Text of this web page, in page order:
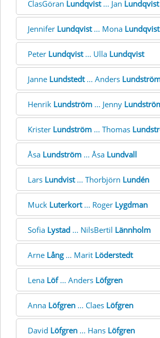
ClasGöran Lundqvist... Jan Lundqvist
Jennifer Lundqvist... Mona Lundqvist
Peter Lundqvist... Ulla Lundqvist
Janne Lundstedt... Anders
Henrik Lundström ... Jenny
Krister Lundström ... Thomas
Åsa Lundström ... Åsa Lundvall
Lars Lundvist... Thorbjörn Lundén
Muck Luterkort... Roger Lygdman
Sofia Lystad ... NilsBertil Lännholm
Arne Lång... Marit Löderstedt
Lena Löf... Anders Löfgren
Anna Löfgren ... Claes Löfgren
David Löfgren ... Hans Löfgren